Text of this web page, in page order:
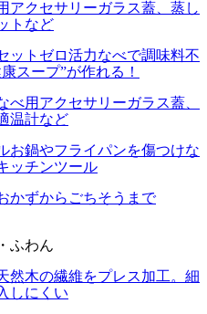
アクセサリーガラス蓋、蒸し
トなど
ット ゼロ活力なべで調味料不
スープ”が作れる！
べ用アクセサリーガラス蓋、
温計など
お鍋やフライパンを傷つけな
ッチンツール
かずからごちそうまで
ふわん
然木の繊維をプレス加工。細
しにくい